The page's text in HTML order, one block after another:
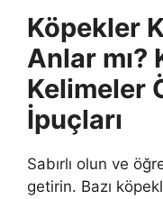
Köpekler
Anlar mı?
Kelimeler
İpuçları
Sabırlı olun ve
getirin. Bazı